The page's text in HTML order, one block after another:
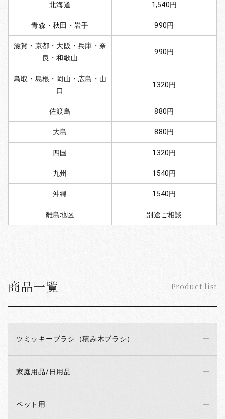
商品一覧 Product list
ツミッキーブラシ（積み木ブラシ）
家庭用品/日用品
ペット用
北海道 1,540円
青森・秋田・岩手 990円
滋賀・京都・大阪・兵庫・奈
良・和歌山
990円
鳥取・島根・岡山・広島・山
口
1320円
佐渡島 880円
大島 880円
四国 1320円
九州 1540円
沖縄 1540円
離島地区 別途ご相談